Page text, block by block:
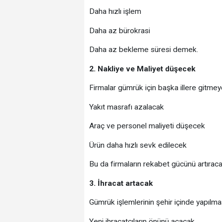
Daha hızlı işlem
Daha az bürokrasi
Daha az bekleme süresi demek.
2. Nakliye ve Maliyet düşecek
Firmalar gümrük için başka illere
Yakıt masrafı azalacak
Araç ve personel maliyeti düşecek
Ürün daha hızlı sevk edilecek
Bu da firmaların rekabet gücünü
3. İhracat artacak
Gümrük işlemlerinin şehir içinde